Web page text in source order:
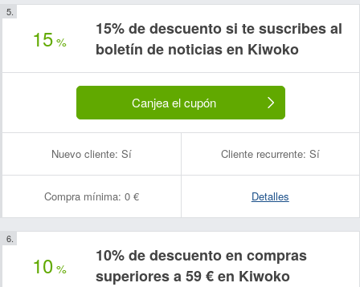
15 %
15% de descuento si te suscribes al
boletín de noticias en Kiwoko
Canjea el cupón
Nuevo cliente: Sí Cliente recurrente: Sí
Compra mínima: 0 € Detalles
10 %
10% de descuento en compras
superiores a 59 € en Kiwoko